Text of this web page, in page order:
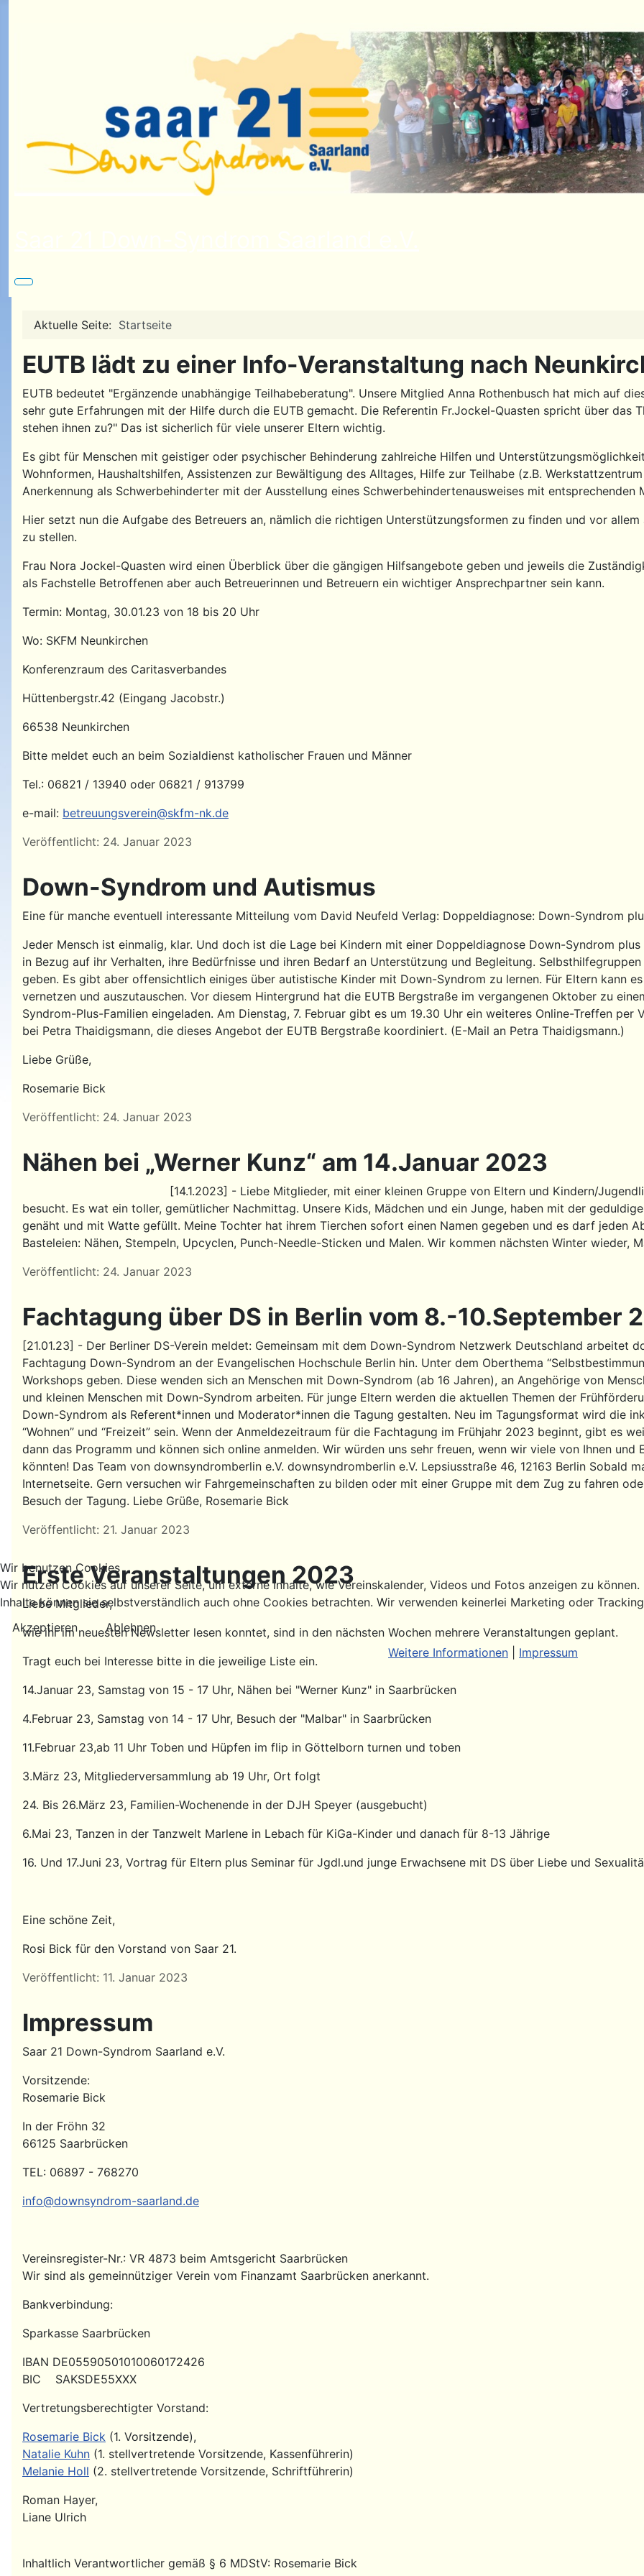
Aktuelle Seite: Startseite
EUTB lädt zu einer Info-Veranstaltung nach
EUTB bedeutet "Ergänzende unabhängige Teilhabeberatung". Unsere Mitglied Anna Rothenbusch hat mich auf
sehr gute Erfahrungen mit der Hilfe durch die EUTB gemacht. Die Referentin Fr.Jockel-Quasten spricht über das
stehen ihnen zu?" Das ist sicherlich für viele unserer Eltern wichtig.
Es gibt für Menschen mit geistiger oder psychischer Behinderung zahlreiche Hilfen und
Wohnformen, Haushaltshilfen, Assistenzen zur Bewältigung des Alltages, Hilfe zur Teilhabe (z.B.
Anerkennung als Schwerbehinderter mit der Ausstellung eines Schwerbehindertenausweises mit entsprechenden
Hier setzt nun die Aufgabe des Betreuers an, nämlich die richtigen Unterstützungsformen zu finden und vor
zu stellen.
Frau Nora Jockel-Quasten wird einen Überblick über die gängigen Hilfsangebote geben und jeweils die
als Fachstelle Betroffenen aber auch Betreuerinnen und Betreuern ein wichtiger Ansprechpartner sein kann.
Termin: Montag, 30.01.23 von 18 bis 20 Uhr
Wo: SKFM Neunkirchen
Konferenzraum des Caritasverbandes
Hüttenbergstr.42 (Eingang Jacobstr.)
66538 Neunkirchen
Bitte meldet euch an beim Sozialdienst katholischer Frauen und Männer
Tel.: 06821 / 13940 oder 06821 / 913799
e-mail: betreuungsverein@skfm-nk.de
Details
Veröffentlicht: 24. Januar 2023
Down-Syndrom und Autismus
Eine für manche eventuell interessante Mitteilung vom David Neufeld Verlag: Doppeldiagnose: Down-Syndrom
Jeder Mensch ist einmalig, klar. Und doch ist die Lage bei Kindern mit einer Doppeldiagnose Down-Syndrom
in Bezug auf ihr Verhalten, ihre Bedürfnisse und ihren Bedarf an Unterstützung und Begleitung.
geben. Es gibt aber offensichtlich einiges über autistische Kinder mit Down-Syndrom zu lernen. Für Eltern kann
vernetzen und auszutauschen. Vor diesem Hintergrund hat die EUTB Bergstraße im vergangenen Oktober zu
Syndrom-Plus-Familien eingeladen. Am Dienstag, 7. Februar gibt es um 19.30 Uhr ein weiteres Online-Treffen
bei Petra Thaidigsmann, die dieses Angebot der EUTB Bergstraße koordiniert. (E-Mail an Petra Thaidigsmann.)
Liebe Grüße,
Rosemarie Bick
Details
Veröffentlicht: 24. Januar 2023
Nähen bei „Werner Kunz“ am 14.Januar 2023
[14.1.2023] - Liebe Mitglieder, mit einer kleinen Gruppe von Eltern und Kindern/
besucht. Es wat ein toller, gemütlicher Nachmittag. Unsere Kids, Mädchen und ein Junge, haben mit der
genäht und mit Watte gefüllt. Meine Tochter hat ihrem Tierchen sofort einen Namen gegeben und es darf jeden
Basteleien: Nähen, Stempeln, Upcyclen, Punch-Needle-Sticken und Malen. Wir kommen nächsten Winter wieder,
Details
Veröffentlicht: 24. Januar 2023
Fachtagung über DS in Berlin vom 8.-10.September
[21.01.23] - Der Berliner DS-Verein meldet: Gemeinsam mit dem Down-Syndrom Netzwerk Deutschland arbeitet
Fachtagung Down-Syndrom an der Evangelischen Hochschule Berlin hin. Unter dem Oberthema
Workshops geben. Diese wenden sich an Menschen mit Down-Syndrom (ab 16 Jahren), an Angehörige von
und kleinen Menschen mit Down-Syndrom arbeiten. Für junge Eltern werden die aktuellen Themen der
Down-Syndrom als Referent*innen und Moderator*innen die Tagung gestalten. Neu im Tagungsformat wird die
“Wohnen” und “Freizeit” sein. Wenn der Anmeldezeitraum für die Fachtagung im Frühjahr 2023 beginnt, gibt es
dann das Programm und können sich online anmelden. Wir würden uns sehr freuen, wenn wir viele von Ihnen
könnten! Das Team von downsyndromberlin e.V. downsyndromberlin e.V. Lepsiusstraße 46, 12163 Berlin Sobald
Internetseite. Gern versuchen wir Fahrgemeinschaften zu bilden oder mit einer Gruppe mit dem Zug zu fahren
Besuch der Tagung. Liebe Grüße, Rosemarie Bick
Details
Veröffentlicht: 21. Januar 2023
Erste Veranstaltungen 2023
Liebe Mitglieder,
wie ihr im neuesten Newsletter lesen konntet, sind in den nächsten Wochen mehrere Veranstaltungen geplant.
Tragt euch bei Interesse bitte in die jeweilige Liste ein.
14.Januar 23, Samstag von 15 - 17 Uhr, Nähen bei "Werner Kunz" in Saarbrücken
4.Februar 23, Samstag von 14 - 17 Uhr, Besuch der "Malbar" in Saarbrücken
11.Februar 23,ab 11 Uhr Toben und Hüpfen im flip in Göttelborn turnen und toben
3.März 23, Mitgliederversammlung ab 19 Uhr, Ort folgt
24. Bis 26.März 23, Familien-Wochenende in der DJH Speyer (ausgebucht)
6.Mai 23, Tanzen in der Tanzwelt Marlene in Lebach für KiGa-Kinder und danach für 8-13 Jährige
16. Und 17.Juni 23, Vortrag für Eltern plus Seminar für Jgdl.und junge Erwachsene mit DS über Liebe und
Eine schöne Zeit,
Rosi Bick für den Vorstand von Saar 21.
Details
Veröffentlicht: 11. Januar 2023
Impressum
Saar 21 Down-Syndrom Saarland e.V.
Vorsitzende:
Rosemarie Bick
In der Fröhn 32
66125 Saarbrücken
TEL: 06897 - 768270
info@downsyndrom-saarland.de
Vereinsregister-Nr.: VR 4873 beim Amtsgericht Saarbrücken
Wir sind als gemeinnütziger Verein vom Finanzamt Saarbrücken anerkannt.
Bankverbindung:
Sparkasse Saarbrücken
IBAN DE05590501010060172426
BIC SAKSDE55XXX
Vertretungsberechtigter Vorstand:
Rosemarie Bick (1. Vorsitzende),
Natalie Kuhn (1. stellvertretende Vorsitzende, Kassenführerin)
Melanie Holl (2. stellvertretende Vorsitzende, Schriftführerin)
Roman Hayer,
Liane Ulrich
Inhaltlich Verantwortlicher gemäß § 6 MDStV: Rosemarie Bick
Wir benutzen Cookies
Wir nutzen Cookies auf unserer Seite, um externe Inhalte, wie Vereinskalender, Videos und Fotos anzeigen zu
Inhalte können sie selbstverständlich auch ohne Cookies betrachten. Wir verwenden keinerlei Marketing oder
Akzeptieren
Ablehnen
Weitere Informationen
Impressum